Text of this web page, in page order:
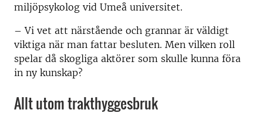
miljöpsykolog vid Umeå universitet.
– Vi vet att närstående och grannar är väldigt
viktiga när man fattar besluten. Men vilken roll
spelar då skogliga aktörer som skulle kunna föra
in ny kunskap?
Allt utom trakthyggesbruk